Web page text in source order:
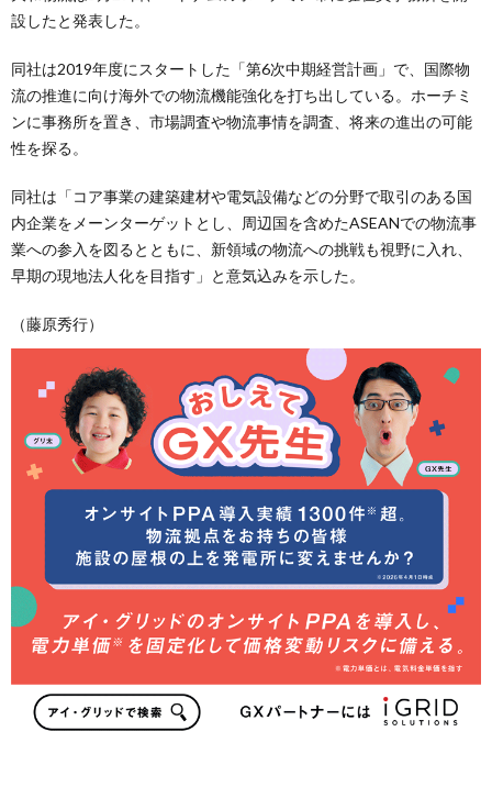
設したと発表した。
同社は2019年度にスタートした「第6次中期経営計画」で、国際物
流の推進に向け海外での物流機能強化を打ち出している。ホーチミ
ンに事務所を置き、市場調査や物流事情を調査、将来の進出の可能
性を探る。
同社は「コア事業の建築建材や電気設備などの分野で取引のある国
内企業をメーンターゲットとし、周辺国を含めたASEANでの物流事
業への参入を図るとともに、新領域の物流への挑戦も視野に入れ、
早期の現地法人化を目指す」と意気込みを示した。
（藤原秀行）